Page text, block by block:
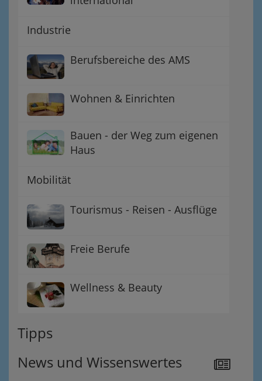
Industrie
Berufsbereiche des AMS
Wohnen & Einrichten
Bauen - der Weg zum eigenen
Haus
Mobilität
Tourismus - Reisen - Ausflüge
Freie Berufe
Wellness & Beauty
Tipps
News und Wissenswertes